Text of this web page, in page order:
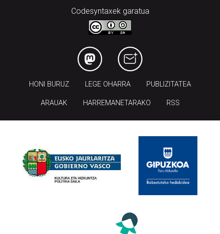
Codesyntaxek garatua
HONI BURUZ LEGE OHARRA PUBLIZITATEA
ARAUAK HARREMANETARAKO RSS